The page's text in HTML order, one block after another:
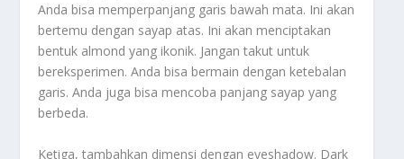
Anda bisa memperpanjang garis bawah mata. Ini akan
bertemu dengan sayap atas. Ini akan menciptakan
bentuk almond yang ikonik. Jangan takut untuk
bereksperimen. Anda bisa bermain dengan ketebalan
garis. Anda juga bisa mencoba panjang sayap yang
berbeda.
Ketiga, tambahkan dimensi dengan eyeshadow. Dark